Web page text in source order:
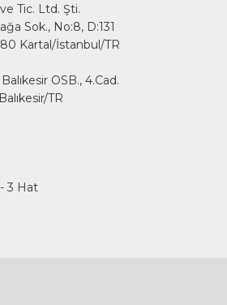
Tic. Ltd. Şti.
Sok., No:8, D:131
Kartal/İstanbul/TR
OSB., 4.Cad.
TR
- 3 Hat